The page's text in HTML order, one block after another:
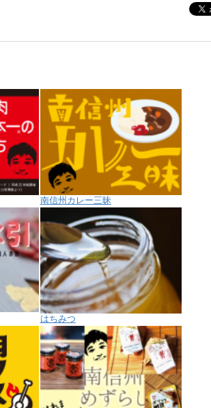
南信州カレー三昧
はちみつ